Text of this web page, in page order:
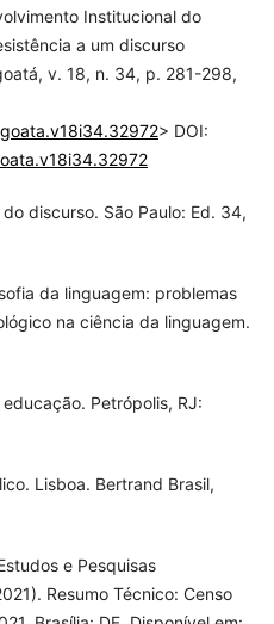
Institucional do
a um discurso
v. 18, n. 34, p. 281-298,
> DOI:
discurso. São Paulo: Ed. 34,
da linguagem: problemas
na ciência da linguagem.
educação. Petrópolis, RJ:
Lisboa. Bertrand Brasil,
e Pesquisas
Resumo Técnico: Censo